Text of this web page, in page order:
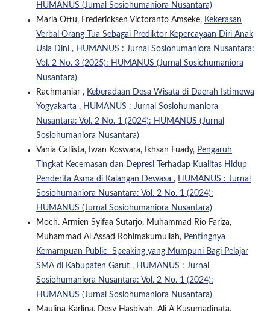
HUMANUS (Jurnal Sosiohumaniora Nusantara)
Maria Ottu, Fredericksen Victoranto Amseke, Kekerasan
Verbal Orang Tua Sebagai Prediktor Kepercayaan Diri Anak
Usia Dini , HUMANUS : Jurnal Sosiohumaniora Nusantara:
Vol. 2 No. 3 (2025): HUMANUS (Jurnal Sosiohumaniora
Nusantara)
Rachmaniar , Keberadaan Desa Wisata di Daerah Istimewa
Yogyakarta , HUMANUS : Jurnal Sosiohumaniora
Nusantara: Vol. 2 No. 1 (2024): HUMANUS (Jurnal
Sosiohumaniora Nusantara)
Vania Callista, Iwan Koswara, Ikhsan Fuady, Pengaruh
Tingkat Kecemasan dan Depresi Terhadap Kualitas Hidup
Penderita Asma di Kalangan Dewasa , HUMANUS : Jurnal
Sosiohumaniora Nusantara: Vol. 2 No. 1 (2024):
HUMANUS (Jurnal Sosiohumaniora Nusantara)
Moch. Armien Syifaa Sutarjo, Muhammad Rio Fariza,
Muhammad Al Assad Rohimakumullah, Pentingnya
Kemampuan Public Speaking yang Mumpuni Bagi Pelajar
SMA di Kabupaten Garut , HUMANUS : Jurnal
Sosiohumaniora Nusantara: Vol. 2 No. 1 (2024):
HUMANUS (Jurnal Sosiohumaniora Nusantara)
Maulina Karlina, Desy Hasbiyah, Ali A Kusumadinata,